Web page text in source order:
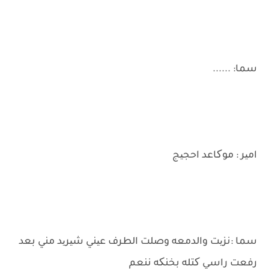
سما: ......
امیر : موکاعد احجیج
سما :نزیت والدمعه وصلت الطرف عیني شیرید مني بعد
رفعت راسي کتله بخنکه ننعم